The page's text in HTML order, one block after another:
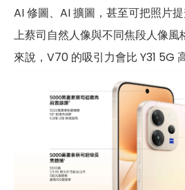
AI 修圖、AI 擴圖，甚至可把照片
上蔡司自然人像與不同焦段人像風
來說，V70 的吸引力會比 Y31 5G